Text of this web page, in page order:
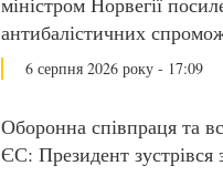
антибалістичних
6 серпня 2026 року - 17:09
Оборонна співпраця та
ЄС: Президент зустрівся